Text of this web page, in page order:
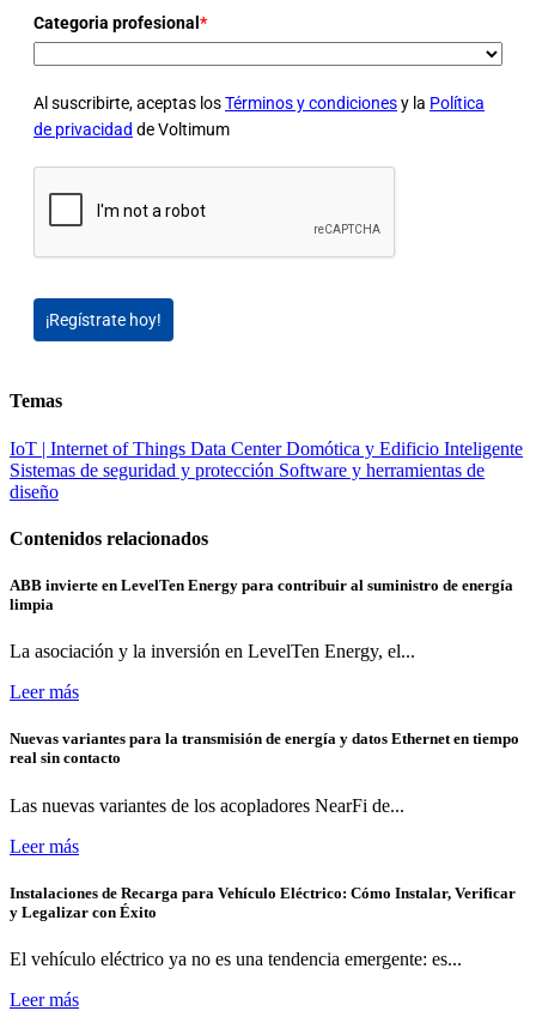
Categoria profesional *
Al suscribirte, aceptas losTérminos y condicionesy la Política
de privacidad de Voltimum
¡Regístrate hoy!
Temas
IoT | Internet of Things Data CenterDomótica y Edificio Inteligente
Sistemas de seguridad y protección Software y herramientas de
diseño
Contenidos relacionados
ABB invierte en LevelTen Energy para contribuir al suministro de energía
limpia
La asociación y la inversión en LevelTen Energy, el...
Leer más
Nuevas variantes para la transmisión de energía y datos Ethernet en tiempo
real sin contacto
Las nuevas variantes de los acopladores NearFi de...
Leer más
Instalaciones de Recarga para Vehículo Eléctrico: Cómo Instalar, Verificar
y Legalizar con Éxito
El vehículo eléctrico ya no es una tendencia emergente: es...
Leer más